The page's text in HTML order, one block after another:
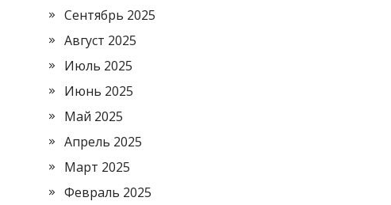
Сентябрь 2025
Август 2025
Июль 2025
Июнь 2025
Май 2025
Апрель 2025
Март 2025
Февраль 2025